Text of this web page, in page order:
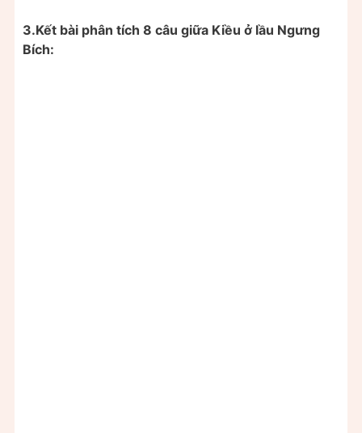
3.Kết bài phân tích 8 câu giữa Kiều ở lầu Ngưng
Bích: